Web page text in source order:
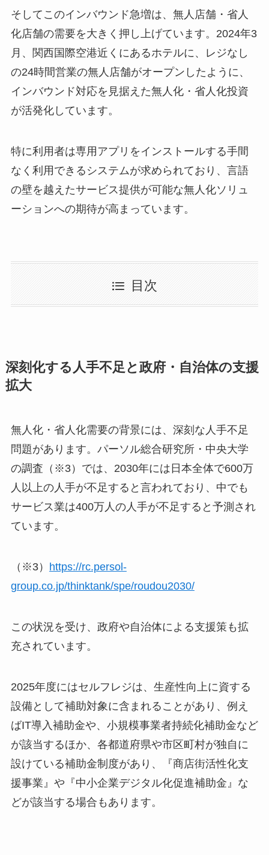
そしてこのインバウンド急増は、無人店舗・省人
化店舗の需要を大きく押し上げています。2024年3
月、関西国際空港近くにあるホテルに、レジなし
の24時間営業の無人店舗がオープンしたように、
インバウンド対応を見据えた無人化・省人化投資
が活発化しています。
特に利用者は専用アプリをインストールする手間
なく利用できるシステムが求められており、言語
の壁を越えたサービス提供が可能な無人化ソリュ
ーションへの期待が高まっています。
目次
深刻化する人手不足と政府・自治体の支援
拡大
無人化・省人化需要の背景には、深刻な人手不足
問題があります。パーソル総合研究所・中央大学
の調査（※3）では、2030年には日本全体で600万
人以上の人手が不足すると言われており、中でも
サービス業は400万人の人手が不足すると予測され
ています。
（※3） https://rc.persol-
group.co.jp/thinktank/spe/roudou2030/
この状況を受け、政府や自治体による支援策も拡
充されています。
2025年度にはセルフレジは、生産性向上に資する
設備として補助対象に含まれることがあり、例え
ばIT導入補助金や、小規模事業者持続化補助金など
が該当するほか、各都道府県や市区町村が独自に
設けている補助金制度があり、『商店街活性化支
援事業』や『中小企業デジタル化促進補助金』な
どが該当する場合もあります。